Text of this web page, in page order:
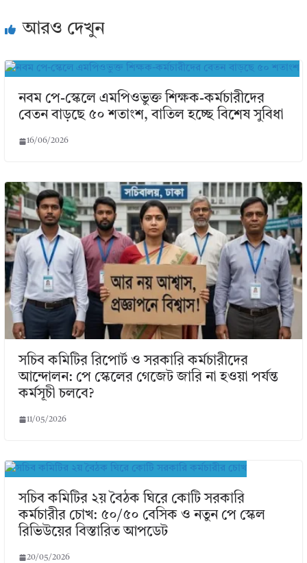
আরও দেখুন
নবম পে-স্কেলে এমপিওভুক্ত শিক্ষক-কর্মচারীদের
বেতন বাড়ছে ৫০ শতাংশ, বাতিল হচ্ছে বিশেষ সুবিধা
16/06/2026
সচিব কমিটির রিপোর্ট ও সরকারি কর্মচারীদের
আন্দোলন: পে স্কেলের গেজেট জারি না হওয়া পর্যন্ত
কর্মসূচী চলবে?
11/05/2026
সচিব কমিটির ২য় বৈঠক ঘিরে কোটি সরকারি
কর্মচারীর চোখ: ৫০/৫০ বেসিক ও নতুন পে স্কেল
রিভিউয়ের বিস্তারিত আপডেট
20/05/2026